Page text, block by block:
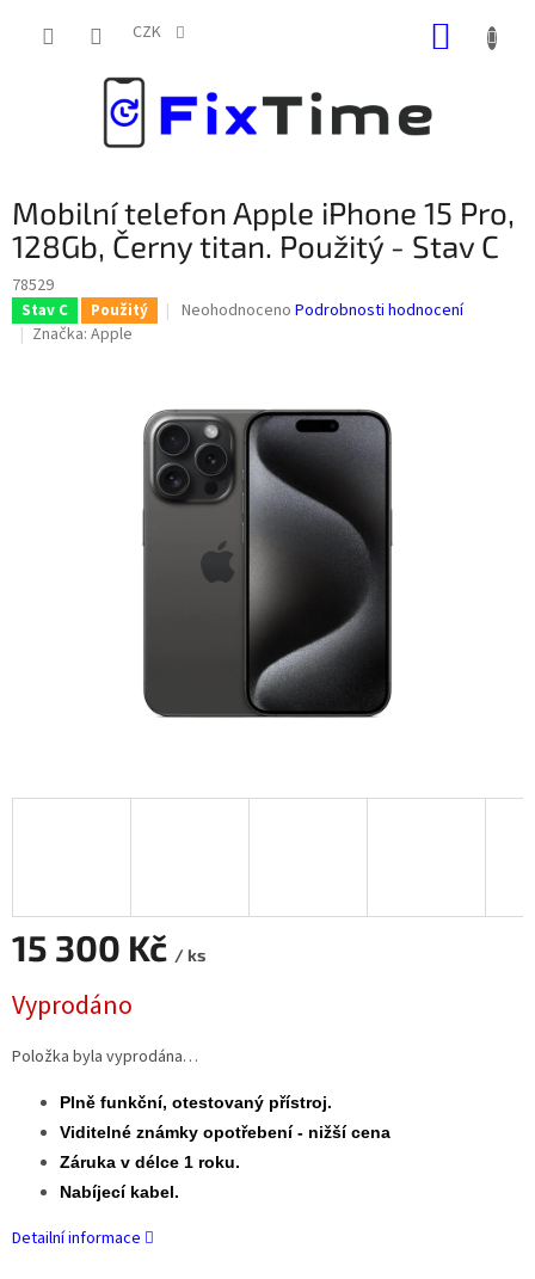
CZK
Mobilní telefon Apple iPhone 15 Pro,
128Gb, Černy titan. Použitý - Stav C
78529
Stav C Použitý
Průměrné
z
5
hvězdiček.
Neohodnoceno Podrobnosti hodnocení
Značka: Apple
15 300 Kč / ks
cena:
Vyprodáno
Položka byla vyprodána…
Plně funkční, otestovaný přístroj.
Viditelné známky opotřebení - nižší cena
Záruka v délce 1 roku.
Nabíjecí kabel.
Detailní informace